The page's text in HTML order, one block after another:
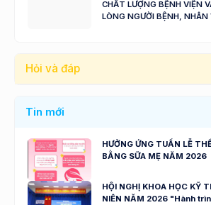
CHẤT LƯỢNG BỆNH VIỆN
LÒNG NGƯỜI BỆNH,
Hỏi và đáp
Tin mới
HƯỞNG ỨNG TUẦN LỄ
BẰNG SỮA MẸ NĂM 2026
HỘI NGHỊ KHOA HỌC KỸ
NIÊN NĂM 2026 "Hành